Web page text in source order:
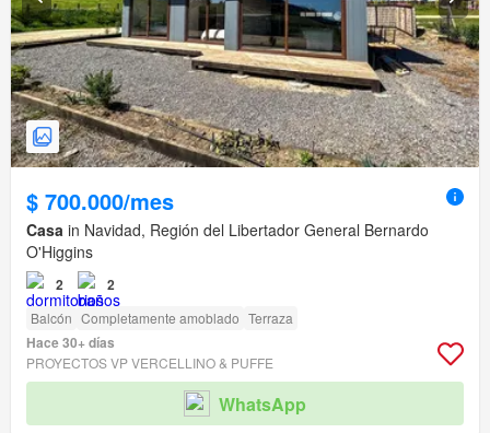
$ 700.000/mes
Casa in Navidad, Región del Libertador General Bernardo
O'Higgins
2 2
Balcón Completamente amoblado Terraza
Hace 30+ días
PROYECTOS VP VERCELLINO & PUFFE
WhatsApp